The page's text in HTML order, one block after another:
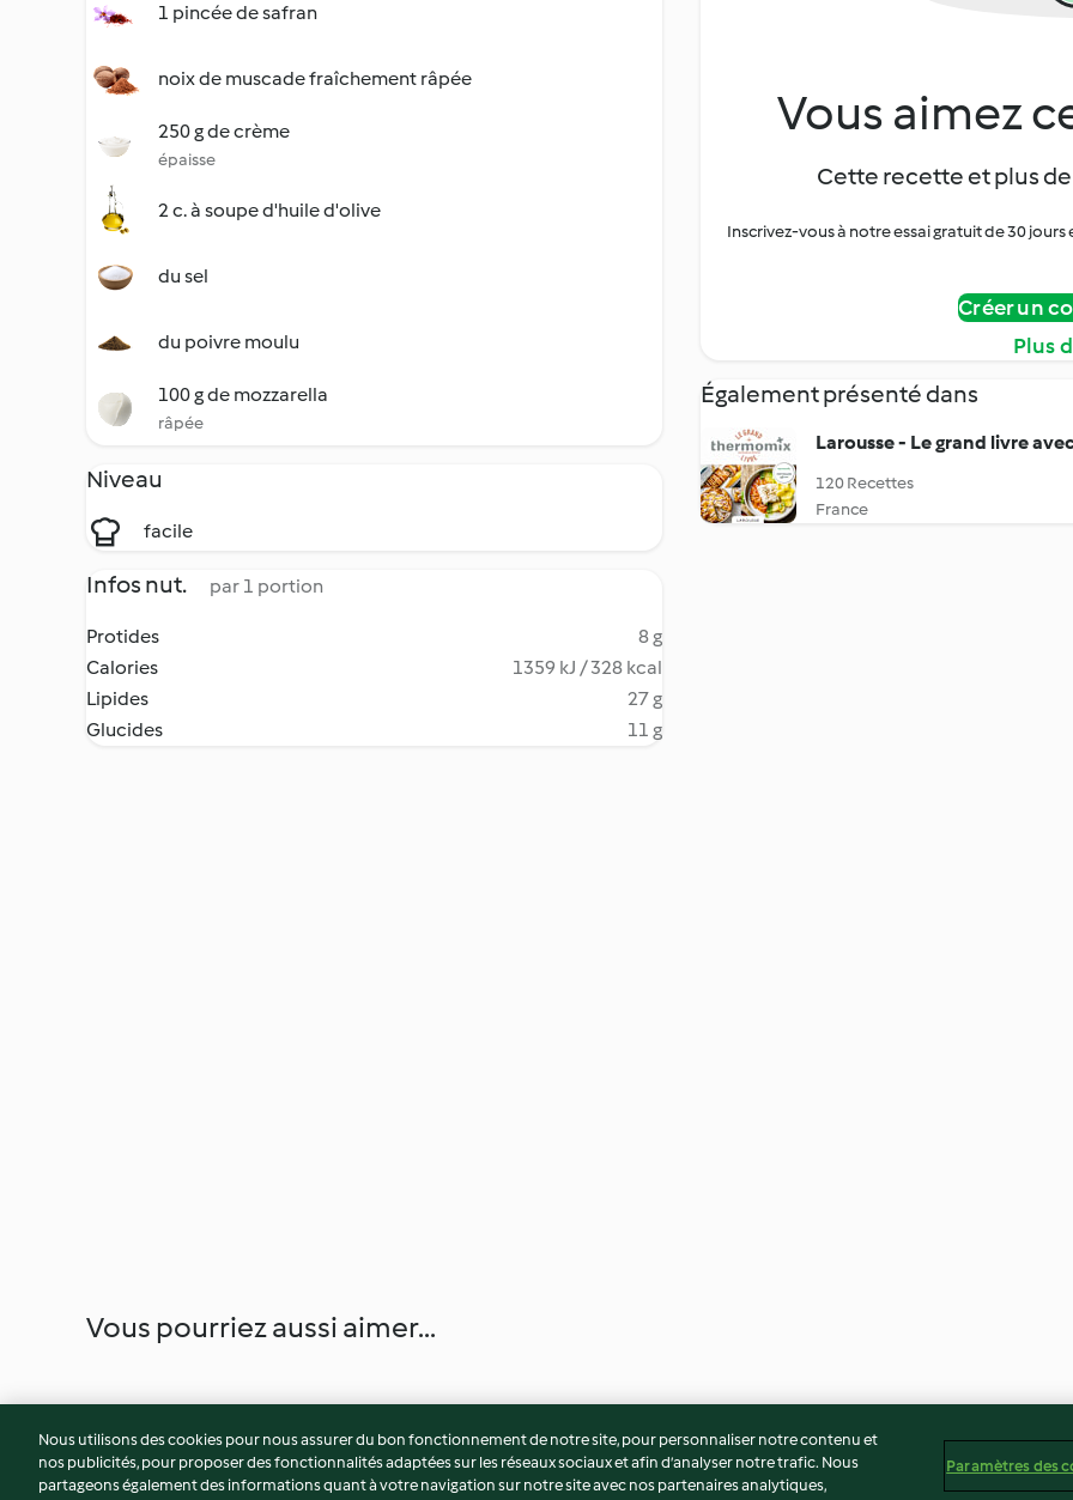
1 pincée de safran
noix de muscade fraîchement râpée
250 g de crème
épaisse
2 c. à soupe d'huile d'olive
du sel
du poivre moulu
100 g de mozzarella
râpée
Niveau
facile
Infos nut. par 1 portion
Protides
8 g
Calories
1359 kJ / 328 kcal
Lipides
27 g
Glucides
11 g
Vous aimez
Cette recette et plus
Inscrivez-vous à notre essai gratuit de 30
Créer un
Plus
Également présenté dans
Larousse - Le grand livre
120 Recettes
France
Vous pourriez aussi aimer...
Nous utilisons des cookies pour nous assurer du bon fonctionnement de notre site, pour personnaliser notre contenu et
nos publicités, pour proposer des fonctionnalités adaptées sur les réseaux sociaux et afin d’analyser notre trafic. Nous
partageons également des informations quant à votre navigation sur notre site avec nos partenaires analytiques,
Paramètres des